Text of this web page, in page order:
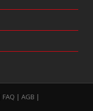
FAQ | AGB |